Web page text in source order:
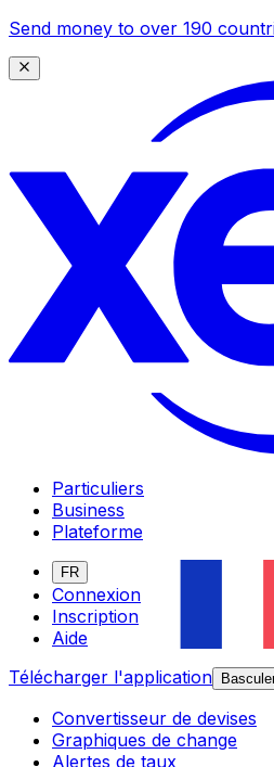
Send money to over 190
Particuliers
Business
Plateforme
FR
Connexion
Inscription
Aide
Télécharger l'application
Convertisseur de devises
Graphiques de change
Alertes de taux